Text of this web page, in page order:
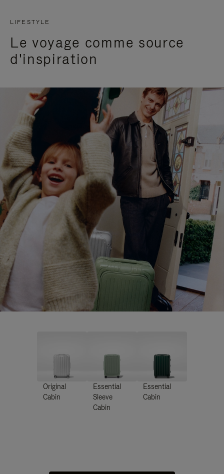
LIFESTYLE
Le voyage comme source
d'inspiration
Original
Cabin
Essential
Sleeve
Cabin
Essential
Cabin